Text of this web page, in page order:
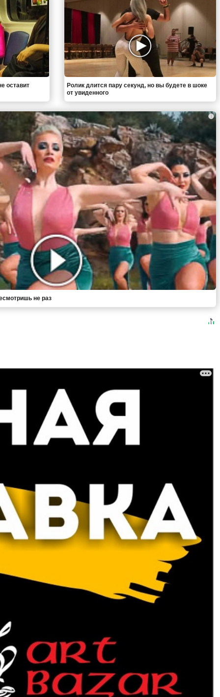
оставит
Ролик длится пару секунд, но вы будете в шоке
от увиденного
i
не раз